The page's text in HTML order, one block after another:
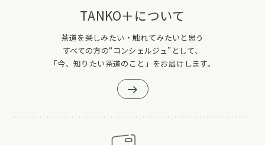
TANKO＋について
茶道を楽しみたい・触れてみたいと思う
すべての方の“コンシェルジュ”として、
「今、知りたい茶道のこと」をお届けします。